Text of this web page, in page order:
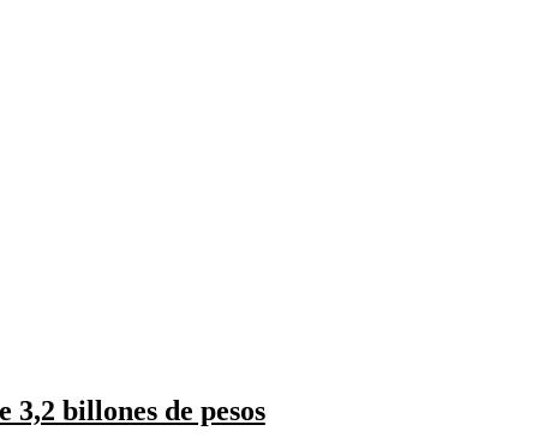
billones de pesos